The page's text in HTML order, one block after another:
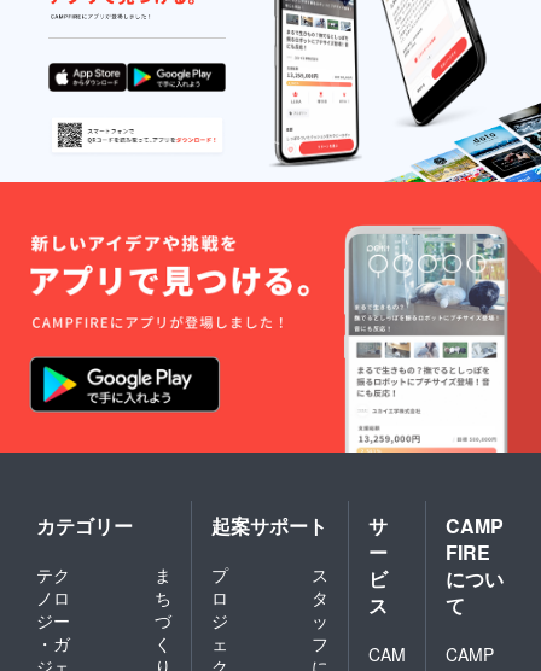
カテゴリー
テク
ノロ
ジー
・ガ
ジェ
ま
ち
づ
く
り
起案サポート
プ
ロ
ジ
ェ
ク
ス
タ
ッ
フ
に
サ
ー
ビ
ス
CAM
CAMP
FIRE
につい
て
CAMP